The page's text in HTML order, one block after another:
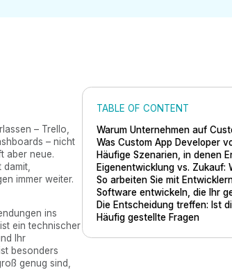
– Trello,
– nicht
aber neue.
immer weiter.
ins
ein technischer
Ihr
besonders
genug sind,
TABLE OF CONTENT
Warum Unternehmen auf
Was Custom App Developer
Häufige Szenarien, in denen
Eigenentwicklung vs. Zukauf:
So arbeiten Sie mit
Software entwickeln, die Ihr
Die Entscheidung treffen: Ist
Häufig gestellte Fragen